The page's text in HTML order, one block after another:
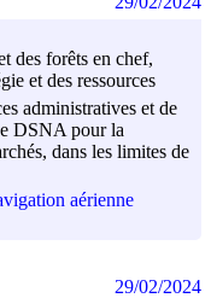
des forêts en chef,
et des ressources
administratives et de
DSNA pour la
dans les limites de
aérienne
29/02/2024